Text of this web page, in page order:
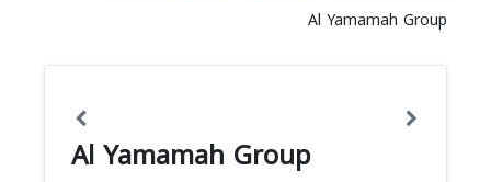
Al Yamamah Group
Al Yamamah Group